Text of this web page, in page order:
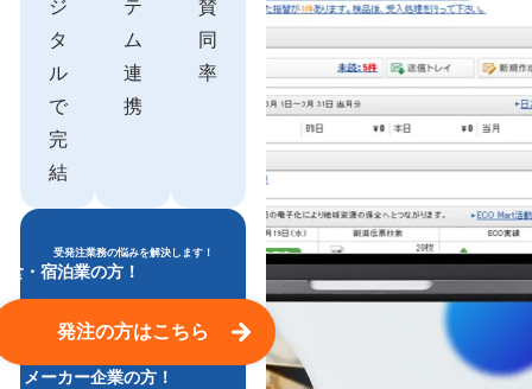
ジ
タ
ル
で
完
結
テ
ム
連
携
賛
同
率
受発注業務の悩みを解決します！
食・宿泊業の方！
発注の方はこちら
・メーカー企業の方！